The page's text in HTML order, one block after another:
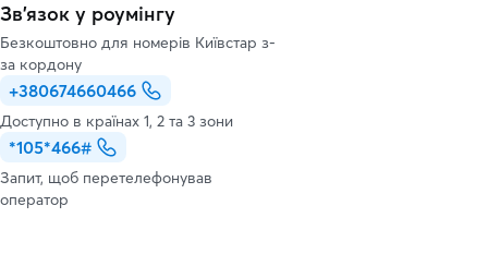
Зв’язок у роумінгу
Безкоштовно для номерів Київстар з-
за кордону
+380674660466
Доступно в країнах 1, 2 та 3 зони
*105*466#
Запит, щоб перетелефонував
оператор